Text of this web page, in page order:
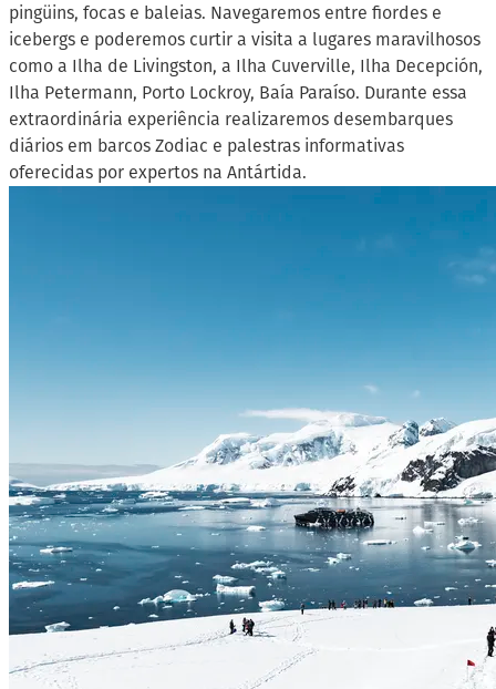
pingüins, focas e baleias. Navegaremos entre fiordes e
icebergs e poderemos curtir a visita a lugares maravilhosos
como a Ilha de Livingston, a Ilha Cuverville, Ilha Decepción,
Ilha Petermann, Porto Lockroy, Baía Paraíso. Durante essa
extraordinária experiência realizaremos desembarques
diários em barcos Zodiac e palestras informativas
oferecidas por expertos na Antártida.